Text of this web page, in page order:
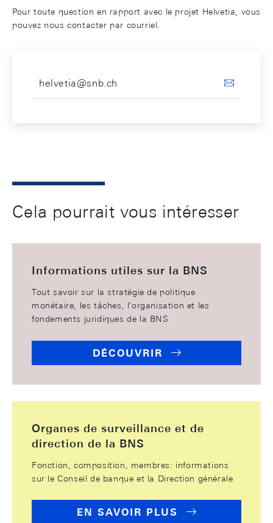
Pour toute question en rapport avec le projet Helvetia, vous
pouvez nous contacter par courriel.
helvetia@snb.ch
Cela pourrait vous intéresser
Informations utiles sur la BNS
Tout savoir sur la stratégie de politique
monétaire, les tâches, l'organisation et les
fondements juridiques de la BNS
DÉCOUVRIR
Organes de surveillance et de
direction de la BNS
Fonction, composition, membres: informations
sur le Conseil de banque et la Direction générale
EN SAVOIR PLUS